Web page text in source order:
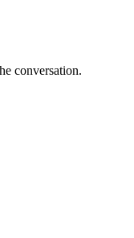
conversation.